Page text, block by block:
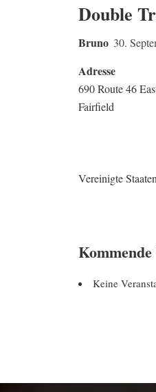
Double
Bruno 30.
Adresse
690 Route 46
Fairfield
Vereinigte Staaten
Keine